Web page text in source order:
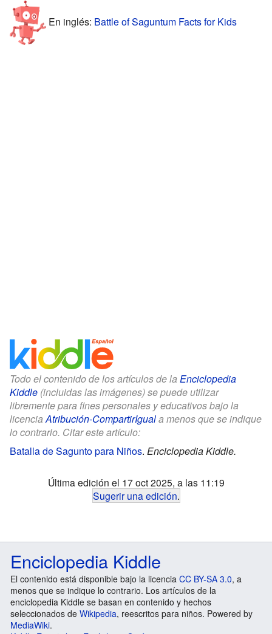
En inglés: Battle of Saguntum Facts for Kids
Todo el contenido de los artículos de la Enciclopedia
Kiddle (incluidas las imágenes) se puede utilizar
libremente para fines personales y educativos bajo la
licencia Atribución-CompartirIguala menos que se indique
lo contrario. Citar este artículo:
Batalla de Sagunto para Niños. Enciclopedia Kiddle.
Última edición el 17 oct 2025, a las 11:19
Sugerir una edición.
Enciclopedia Kiddle
El contenido está disponible bajo la licencia CC BY-SA 3.0, a
menos que se indique lo contrario. Los artículos de la
enciclopedia Kiddle se basan en contenido y hechos
seleccionados de Wikipedia, reescritos para niños. Powered by
MediaWiki.